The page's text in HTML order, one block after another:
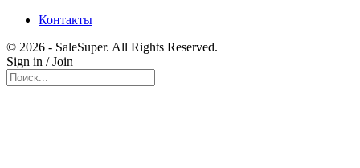
Контакты
© 2026 - SaleSuper. All Rights Reserved.
Sign in / Join